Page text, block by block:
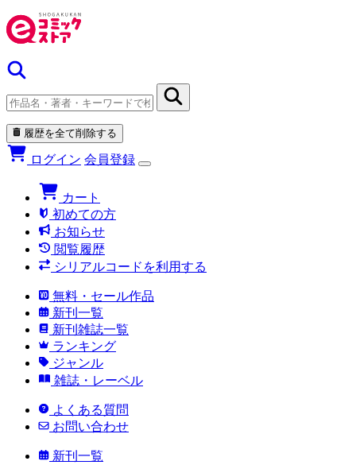
履歴を全て削除する
ログイン 会員登録
カート
初めての方
お知らせ
閲覧履歴
シリアルコードを利用する
無料・セール作品
新刊一覧
新刊雑誌一覧
ランキング
ジャンル
雑誌・レーベル
よくある質問
お問い合わせ
新刊一覧